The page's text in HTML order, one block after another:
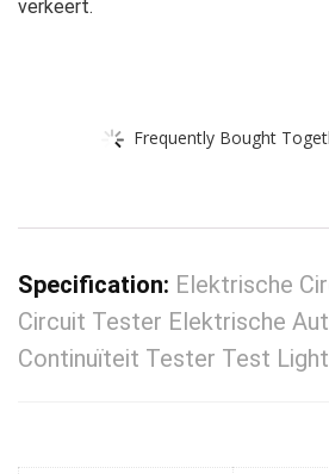
verkeert.
Frequently Bought
Specification: Elektrische
Circuit Tester Elektrische
Continuïteit Tester Test